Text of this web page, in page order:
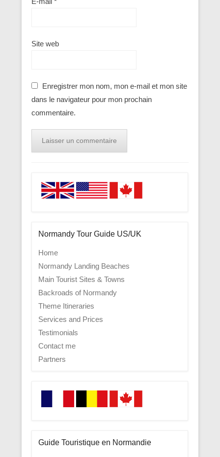
Site web
Enregistrer mon nom, mon e-mail et mon site
dans le navigateur pour mon prochain
commentaire.
Normandy Tour Guide US/UK
Home
Normandy Landing Beaches
Main Tourist Sites & Towns
Backroads of Normandy
Theme Itineraries
Services and Prices
Testimonials
Contact me
Partners
Guide Touristique en Normandie